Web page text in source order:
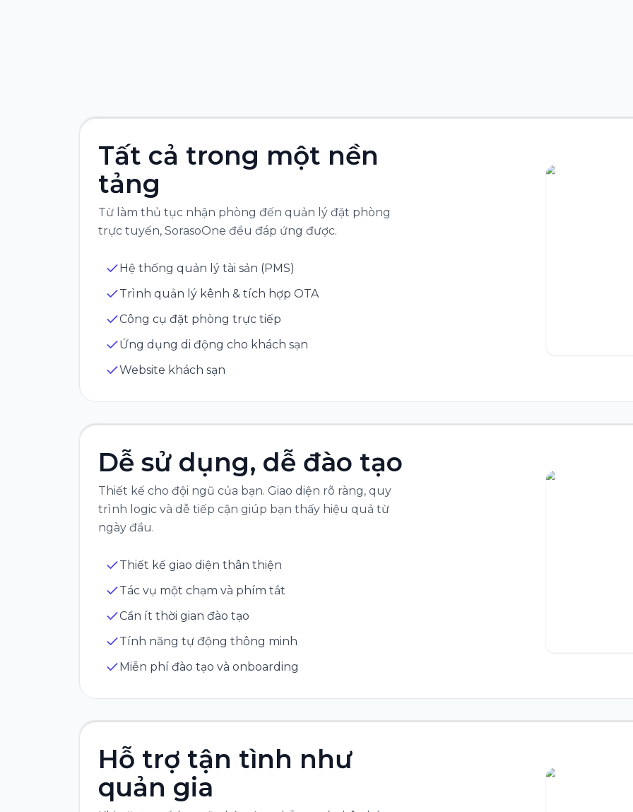
Tất cả trong một nền
tảng
Từ làm thủ tục nhận phòng đến quản lý đặt phòng
trực tuyến, SorasoOne đều đáp ứng được.
Hệ thống quản lý tài sản (PMS)
Trình quản lý kênh & tích hợp OTA
Công cụ đặt phòng trực tiếp
Ứng dụng di động cho khách sạn
Website khách sạn
Dễ sử dụng, dễ đào tạo
Thiết kế cho đội ngũ của bạn. Giao diện rõ ràng, quy
trình logic và dễ tiếp cận giúp bạn thấy hiệu quả từ
ngày đầu.
Thiết kế giao diện thân thiện
Tác vụ một chạm và phím tắt
Cần ít thời gian đào tạo
Tính năng tự động thông minh
Miễn phí đào tạo và onboarding
Hỗ trợ tận tình như
quản gia